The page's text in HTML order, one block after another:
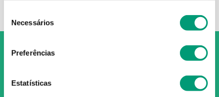
Necessários
Preferências
Estatísticas
O Grupo Nossa Farmácia é o maior grupo de farmácias em